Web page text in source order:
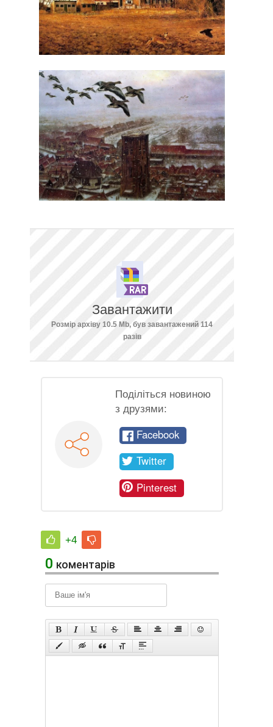
Завантажити
Розмір архіву 10.5 Mb, був завантажений 114
разів
Поділіться новиною
з друзями:
Facebook
Twitter
Pinterest
+4
0 коментарів